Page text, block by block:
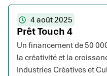
4 août 2025
Prêt Touch 4
Un financement de 50
la créativité et la
Industries Créatives et